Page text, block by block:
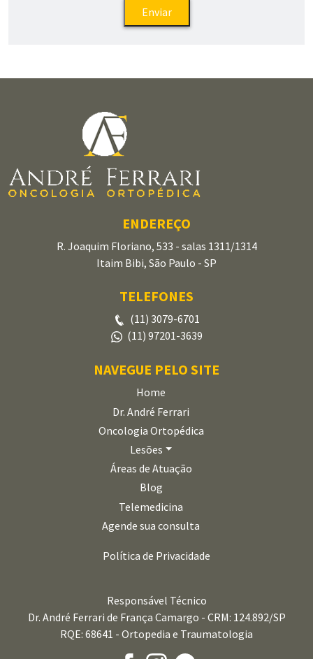
ENDEREÇO
R. Joaquim Floriano, 533 - salas 1311/1314
Itaim Bibi, São Paulo - SP
TELEFONES
(11) 3079-6701
(11) 97201-3639
NAVEGUE PELO SITE
Home
Dr. André Ferrari
Oncologia Ortopédica
Lesões
Áreas de Atuação
Blog
Telemedicina
Agende sua consulta
Política de Privacidade
Responsável Técnico
Dr. André Ferrari de França Camargo - CRM: 124.892/SP
RQE: 68641 - Ortopedia e Traumatologia